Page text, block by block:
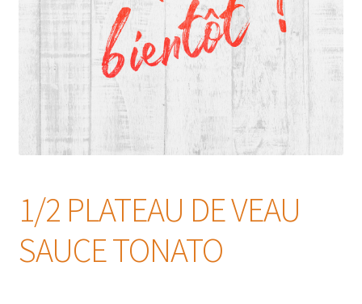
1/2 PLATEAU DE VEAU
SAUCE TONATO